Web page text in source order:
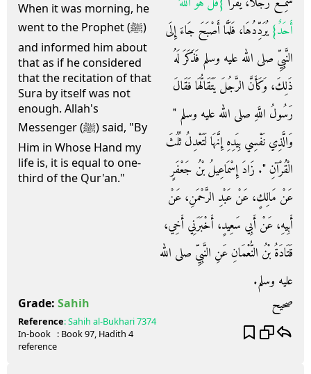
When it was morning, he
went to the Prophet (ﷺ)
and informed him about
that as if he considered
that the recitation of that
Sura by itself was not
enough. Allah's
Messenger (ﷺ) said, "By
Him in Whose Hand my
life is, it is equal to one-
third of the Qur'an."
أَحَدٌ‏}‏ يُرَدِّدُهَا، فَلَمَّا أَصْبَحَ جَاءَ إِلَى
النَّبِيِّ صلى الله عليه وسلم فَذَكَرَ لَهُ
ذَلِكَ، وَكَأَنَّ الرَّجُلَ يَتَقَالُّهَا فَقَالَ
رَسُولُ اللَّهِ صلى الله عليه وسلم ‏"‏
وَالَّذِي نَفْسِي بِيَدِهِ إِنَّهَا لَتَعْدِلُ ثُلُثَ
الْقُرْآنِ ‏"‏‏.‏ زَادَ إِسْمَاعِيلُ بْنُ جَعْفَرٍ
عَنْ مَالِكٍ، عَنْ عَبْدِ الرَّحْمَنِ، عَنْ
أَبِيهِ، عَنْ أَبِي سَعِيدٍ، أَخْبَرَنِي أَخِي،
قَتَادَةُ بْنُ النُّعْمَانِ عَنِ النَّبِيِّ صلى الله
عليه وسلم‏.‏
Grade: Sahih صحيح
Reference:Sahih al-Bukhari7374
In-book
reference
: Book97, Hadith 4